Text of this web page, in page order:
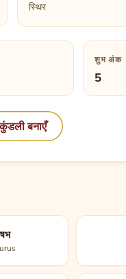
स्थिर
शुभ अंक
5
बनाएँ